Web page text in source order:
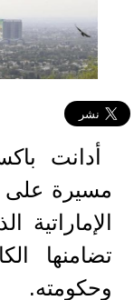
أدانت
مسيرة على
تضامنها
وحكومته.